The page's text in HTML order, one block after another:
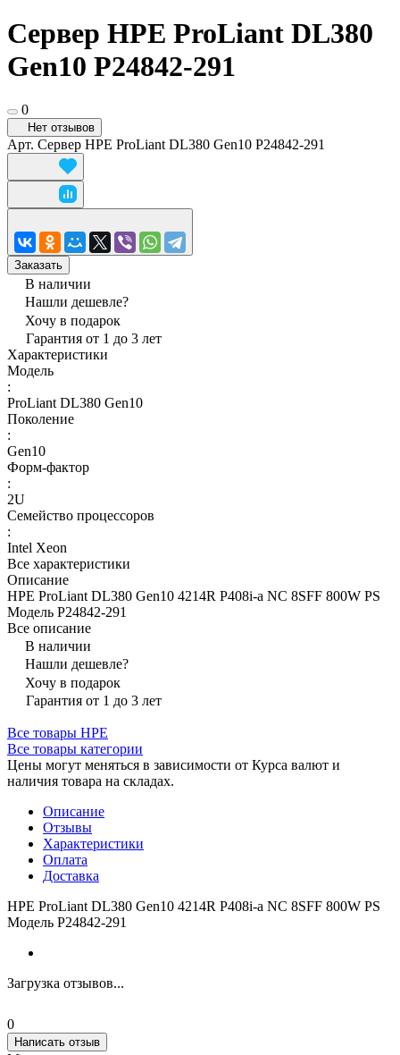
Сервер HPE ProLiant DL380
Gen10 P24842-291
0
Нет отзывов
Арт. Сервер HPE ProLiant DL380 Gen10 P24842-291
Заказать
В наличии
Нашли дешевле?
Хочу в подарок
Гарантия от 1 до 3 лет
Характеристики
Модель
:
ProLiant DL380 Gen10
Поколение
:
Gen10
Форм-фактор
:
2U
Семейство процессоров
:
Intel Xeon
Все характеристики
Описание
HPE ProLiant DL380 Gen10 4214R P408i-a NC 8SFF 800W PS
Модель P24842-291
Все описание
В наличии
Нашли дешевле?
Хочу в подарок
Гарантия от 1 до 3 лет
Все товары HPE
Все товары категории
Цены могут меняться в зависимости от Курса валют и
наличия товара на складах.
Описание
Отзывы
Характеристики
Оплата
Доставка
HPE ProLiant DL380 Gen10 4214R P408i-a NC 8SFF 800W PS
Модель P24842-291
Загрузка отзывов...
0
Написать отзыв